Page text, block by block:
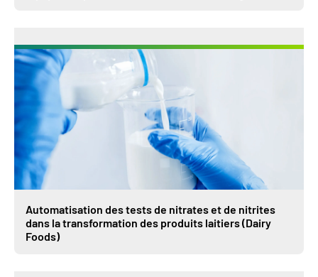
Automatisation des tests de nitrates et de nitrites
dans la transformation des produits laitiers (Dairy
Foods)